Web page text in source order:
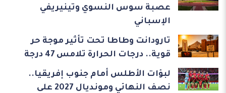
عصبة سوس النسوي وتينيريفي
الإسباني
تارودانت وطاطا تحت تأثير موجة حر
قوية.. درجات الحرارة تلامس 47 درجة
لبؤات الأطلس أمام جنوب إفريقيا..
نصف النهائي ومونديال 2027 على